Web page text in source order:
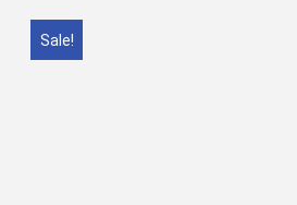
Sale!